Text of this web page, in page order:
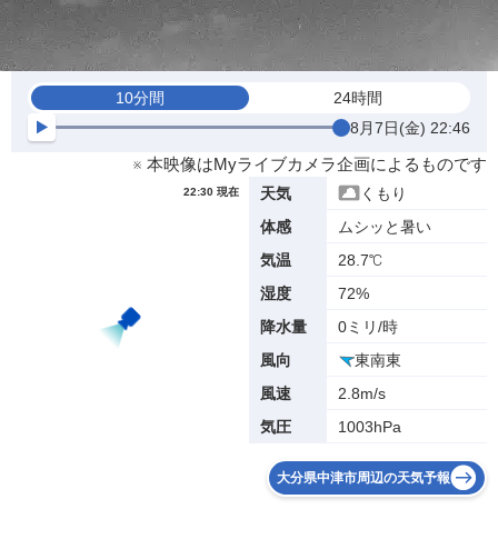
10分間
24時間
8月7日(金) 22:46
※ 本映像はMyライブカメラ企画によるものです
22:30 現在 天気
くもり
体感
ムシッと暑い
気温
28.7℃
湿度
72%
降水量
0ミリ/時
風向
東南東
風速
2.8m/s
気圧
1003hPa
大分県中津市周辺の天気予報